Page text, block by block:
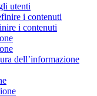
utenti
i contenuti
i contenuti
dell’informazione